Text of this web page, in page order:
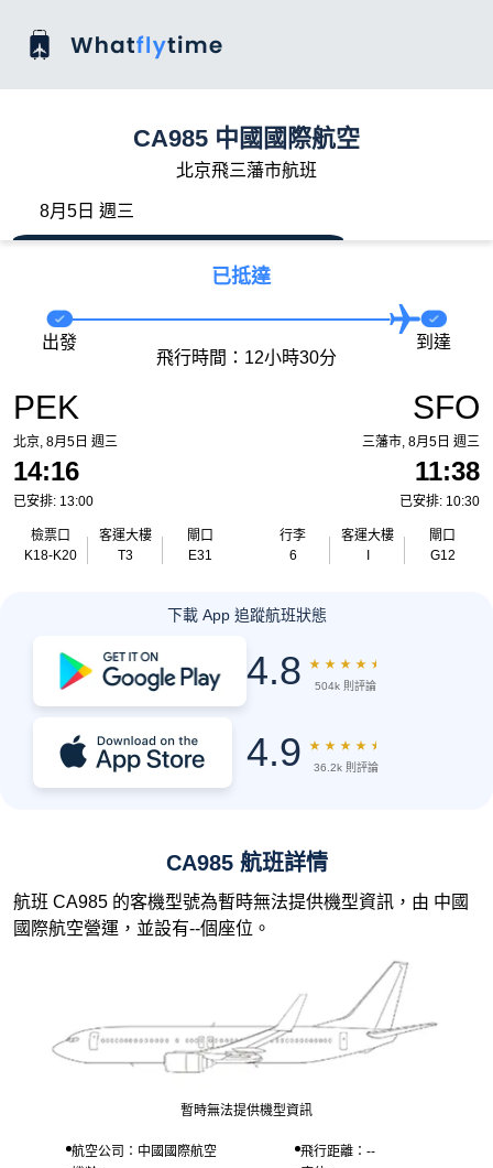
CA985 中國國際航空
北京飛三藩市航班
8月5日 週三
已抵達
PEK
北京, 8月5日 週三
14:16
已安排: 13:00
檢票口
K18-K20
客運大樓
T3
閘口
E31
出發
飛行時間：12小時30分
到達
SFO
三藩市, 8月5日 週三
11:38
已安排: 10:30
行李
6
客運大樓
閘口
G12
下載 App 追蹤航班狀態
4.8 ★ ★ ★ ★ ★
504k 則評論
4.9 ★ ★ ★ ★ ★
36.2k 則評論
CA985 航班詳情
航班 CA985 的客機型號為暫時無法提供機型資訊，由 中國
國際航空營運，並設有--個座位。
暫時無法提供機型資訊
航空公司：中國國際航空
飛行距離：--